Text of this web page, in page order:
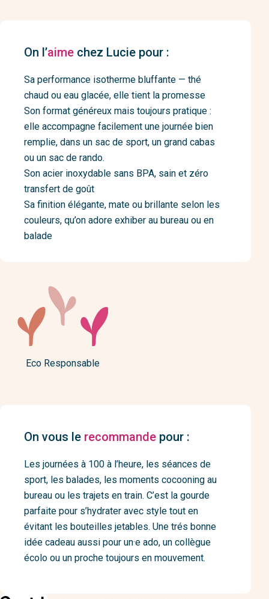
On l’aime chez Lucie pour :
Sa performance isotherme bluffante — thé
chaud ou eau glacée, elle tient la promesse
Son format généreux mais toujours pratique :
elle accompagne facilement une journée bien
remplie, dans un sac de sport, un grand cabas
ou un sac de rando.
Son acier inoxydable sans BPA, sain et zéro
transfert de goût
Sa finition élégante, mate ou brillante selon les
couleurs, qu’on adore exhiber au bureau ou en
balade
Eco Responsable
On vous le recommande pour :
Les journées à 100 à l’heure, les séances de
sport, les balades, les moments cocooning au
bureau ou les trajets en train. C’est la gourde
parfaite pour s’hydrater avec style tout en
évitant les bouteilles jetables. Une trés bonne
idée cadeau aussi pour un·e ado, un collègue
écolo ou un proche toujours en mouvement.